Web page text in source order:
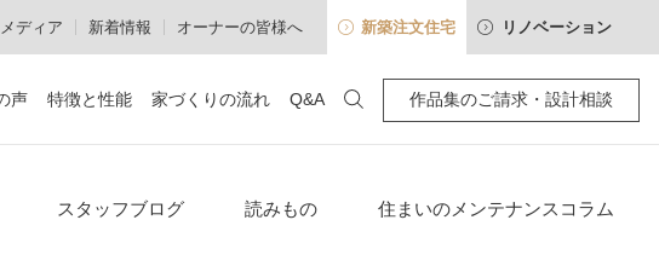
ディア 新着情報 オーナーの皆様へ 新築注文住宅 リノベーション
声 特徴と性能 家づくりの流れ Q&A 作品集のご請求・設計相談
空間別
確かな性能
のお問い合わせ アクセス
スタッフブログ 読みもの 住まいのメンテナンスコラム